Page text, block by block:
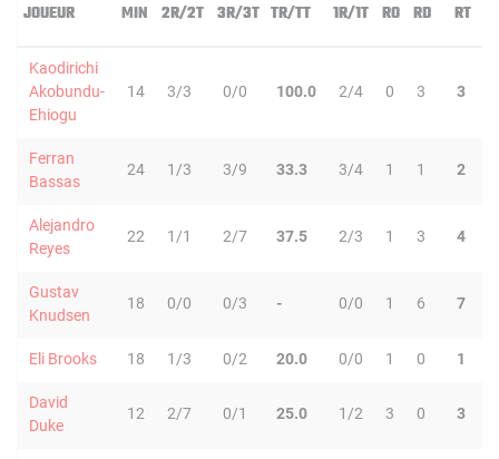
JOUEUR MIN 2R/2T 3R/3T TR/TT 1R/1T RO RD RT
Kaodirichi
Akobundu-
Ehiogu
14 3/3 0/0 100.0 2/4 0 3 3
Ferran
Bassas
24 1/3 3/9 33.3 3/4 1 1 2
Alejandro
Reyes
22 1/1 2/7 37.5 2/3 1 3 4
Gustav
Knudsen
18 0/0 0/3 - 0/0 1 6 7
Eli Brooks 18 1/3 0/2 20.0 0/0 1 0 1
David
Duke
12 2/7 0/1 25.0 1/2 3 0 3